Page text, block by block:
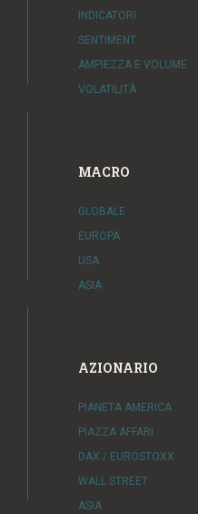
INDICATORI
SENTIMENT
AMPIEZZA E VOLUME
VOLATILITÀ
MACRO
GLOBALE
EUROPA
USA
ASIA
AZIONARIO
PIANETA AMERICA
PIAZZA AFFARI
DAX / EUROSTOXX
WALL STREET
ASIA